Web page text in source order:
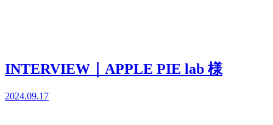
INTERVIEW｜APPLE PIE lab 様
2024.09.17